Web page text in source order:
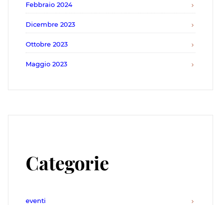
Febbraio 2024
Dicembre 2023
Ottobre 2023
Maggio 2023
Categorie
eventi